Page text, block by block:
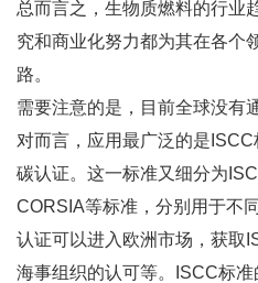
总而言之，生物质燃料的行业
究和商业化努力都为其在各个
路。
需要注意的是，目前全球没有
对而言，应用最广泛的是
碳认证。这一标准又细分为
CORSIA等标准，分别用于不
认证可以进入欧洲市场，获取
海事组织的认可等。ISCC标